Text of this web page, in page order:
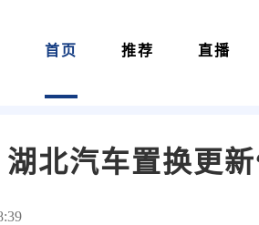
首页 推荐 直播
北汽车置换更新